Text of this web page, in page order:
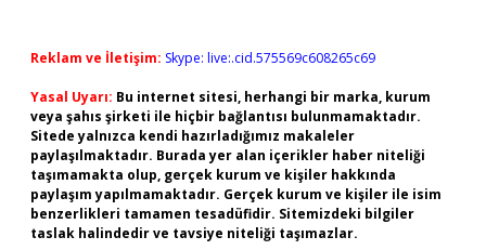
Reklam ve İletişim: Skype: live:.cid.575569c608265c69
Yasal Uyarı: Bu internet sitesi, herhangi bir marka, kurum
veya şahıs şirketi ile hiçbir bağlantısı bulunmamaktadır.
Sitede yalnızca kendi hazırladığımız makaleler
paylaşılmaktadır. Burada yer alan içerikler haber niteliği
taşımamakta olup, gerçek kurum ve kişiler hakkında
paylaşım yapılmamaktadır. Gerçek kurum ve kişiler ile isim
benzerlikleri tamamen tesadüfidir. Sitemizdeki bilgiler
taslak halindedir ve tavsiye niteliği taşımazlar.